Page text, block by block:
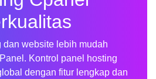
dan website lebih mudah
Kontrol panel hosting
dengan fitur lengkap dan